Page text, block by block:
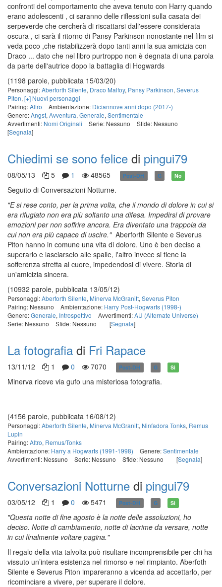
confronti del comportamento che aveva tenuto con Harry quando
erano adolescenti , ci saranno delle riflessioni sulla casata dei
serpeverde che cercherà di riscattarsi dall'essere considerata
oscura , ci sarà il ritorno di Pansy Parkinson nonostante nel film si
veda poco ,che ristabilizzerà dopo tanti anni la sua amicizia con
Draco ... dato che nel libro purtroppo non è degnata di una parola
da parte dell'autrice dopo la battaglia di Hogwards
(1198 parole, pubblicata 15/03/20)
Personaggi:Aberforth Silente, Draco Malfoy, Pansy Parkinson, Severus
Piton, [+] Nuovi personaggi
Pairing:Altro Ambientazione: Diciannove anni dopo (2017-)
Genere:Angst, Avventura, Generale, Sentimentale
Avvertimenti: Nomi Originali Serie: Nessuno
Sfide: Nessuno
[Segnala]
Chiedimi se sono felice di pingui79
08/05/13 5 1 48565 Post-DH G No
Seguito di Conversazioni Notturne.
"E si rese conto, per la prima volta, che il mondo di dolore in cui si
era rifugiato non era più soltanto una difesa. Impedirsi di provare
emozioni per non soffrire ancora. Era diventato una trappola da
cui non era più capace di uscire."Aberforth Silente e Severus
Piton hanno in comune una vita di dolore. Uno è ben deciso a
superarlo e lasciarselo alle spalle, l'altro invece si tiene la
sofferenza stretta al cuore, impedendosi di vivere. Storia di
un'amicizia sincera.
(10932 parole, pubblicata 13/05/12)
Personaggi:Aberforth Silente, Minerva McGranitt, Severus Piton
Pairing: Nessuno
Ambientazione: Harry Post-Hogwarts (1998-)
Genere:Generale, Introspettivo Avvertimenti:AU (Alternate Universe)
Serie: Nessuno
Sfide: Nessuno [Segnala]
La fotografia di Fri Rapace
13/11/12 1 0 7070 Post-DH G Sì
Minerva riceve via gufo una misteriosa fotografia.
(4156 parole, pubblicata 16/08/12)
Personaggi:Aberforth Silente, Minerva McGranitt, Ninfadora Tonks, Remus
Lupin
Pairing:Altro, Remus/Tonks
Ambientazione: Harry a Hogwarts (1991-1998) Genere:Sentimentale
Avvertimenti: Nessuno
Serie: Nessuno Sfide: Nessuno [Segnala]
Conversazioni Notturne di pingui79
03/05/12 1 0 5471 Post-DH G Sì
"Questa notte di fine agosto è la notte delle assoluzioni, ho
deciso. Notte di cambiamento, notte di lacrime da versare, notte
in cui finalmente voltare pagina."
Il regalo della vita talvolta può risultare incomprensibile per chi ha
vissuto un’intera esistenza nel rimorso e nel rimpianto. Aberfoth
Silente e Severus Piton impareranno a vicenda ad accettarlo, per
ricominciare a vivere, per superare il dolore.